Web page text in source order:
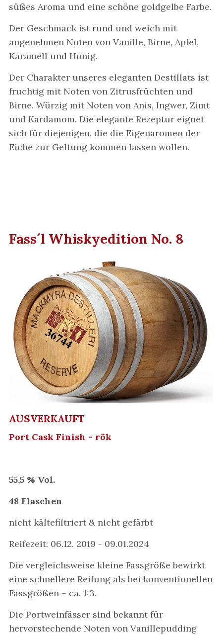
süßes Aroma und eine schöne goldgelbe Farbe.
Der Geschmack ist rund und weich mit
angenehmen Noten von Vanille, Birne, Apfel,
Karamell und Honig.
Der Charakter unseres eleganten Destillats ist
fruchtig mit Noten von Zitrusfrüchten und
Birne. Würzig mit Noten von Anis, Ingwer, Zimt
und Kardamom. Die elegante Rezeptur eignet
sich für diejenigen, die die Eigenaromen der
Eiche zur Geltung kommen lassen wollen.
Fass´l Whiskyedition No. 8
AUSVERKAUFT
Port Cask Finish - rök
55,5 % Vol.
48 Flaschen
nicht kältefiltriert & nicht gefärbt
Reifezeit: 06.12. 2019 - 09.01.2024
Die vergleichsweise kleine Fassgröße bewirkt
eine schnellere Reifung als bei konventionellen
Fassgrößen – ca. 1:3.
Die Portweinfässer sind bekannt für
hervorstechende Noten von Vanillepudding